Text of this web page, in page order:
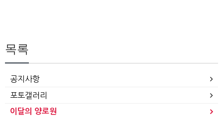
목록
공지사항
포토갤러리
이달의 양로원